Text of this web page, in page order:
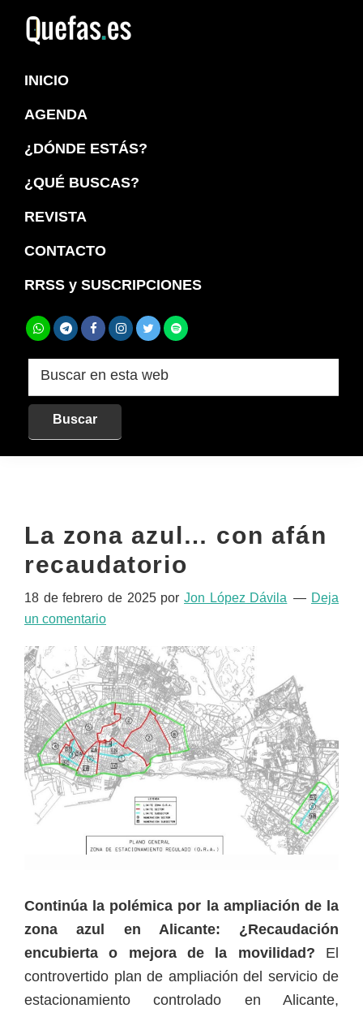
navegación
principal
principal
INICIO
AGENDA
¿DÓNDE ESTÁS?
¿QUÉ BUSCAS?
REVISTA
CONTACTO
RRSS y SUSCRIPCIONES
Buscar
web
La zona azul… con afán
recaudatorio
18 de febrero de 2025porJon López Dávila
Deja
un comentario
Continúa la polémica por la ampliación de la
zona azul en Alicante: ¿Recaudación
encubierta o mejora de la movilidad? El
controvertido plan de ampliación del servicio de
estacionamiento controlado en Alicante,